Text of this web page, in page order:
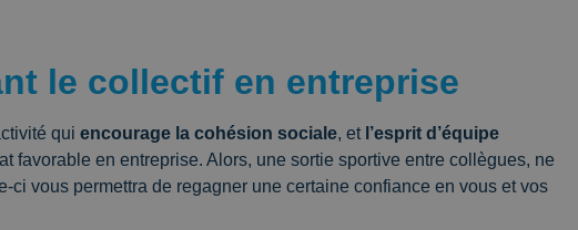
le collectif en entreprise
qui encourage la cohésion sociale, et l’esprit d’équipe
favorable en entreprise. Alors, une sortie sportive entre collègues, ne
ci vous permettra de regagner une certaine confiance en vous et vos